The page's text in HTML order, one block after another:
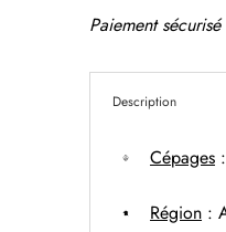
Paiement sécurisé
Description
Cépages :
Région :